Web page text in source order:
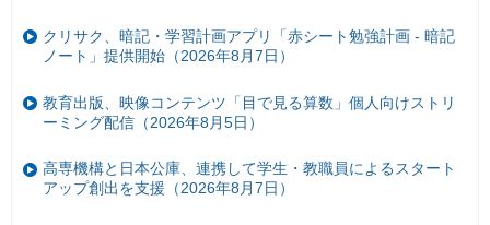
クリサク、暗記・学習計画アプリ「赤シート勉強計画 - 暗記
ノート」提供開始（2026年8月7日）
教育出版、映像コンテンツ「目で見る算数」個人向けストリ
ーミング配信（2026年8月5日）
高専機構と日本公庫、連携して学生・教職員によるスタート
アップ創出を支援（2026年8月7日）